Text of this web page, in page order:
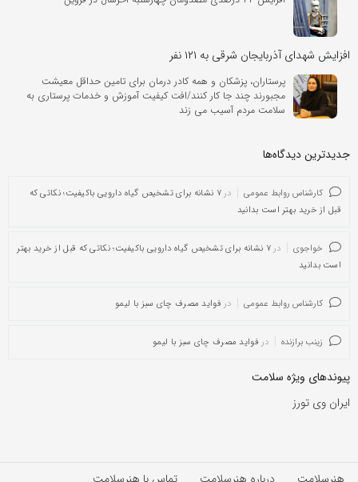
افزایش شهدای آذربایجان شرقی به ۱۲۱ نفر
پرستاران، پزشکان و همه کادر درمان برای تامین حداقل معیشت
مجبورند چند جا کار کنند/افت کیفیت آموزش و خدمات پرستاری به
سلامت مردم آسیب می‌ زند
جدیدترین دیدگاه‌‌ها
کارشناس روابط عمومی در
۷ نشانه برای تشخیص گیاه دارویی باکیفیت؛ نکاتی که
قبل از خرید بهتر است بدانید
خواجوی در
۷ نشانه برای تشخیص گیاه دارویی باکیفیت؛ نکاتی که قبل از خرید بهتر
است بدانید
کارشناس روابط عمومی در فواید مصرف چای سبز با لیمو
زینب برازنده در فواید مصرف چای سبز با لیمو
پیوندهای ویژه سلامت
ایران وی تورز